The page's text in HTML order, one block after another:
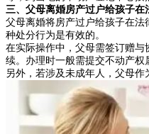
三、父母离婚房产过户给孩子在
父母离婚将房产过户给孩子在
种处分行为是有效的。
在实际操作中，父母需签订赠
续。办理时一般需提交不动产
另外，若涉及未成年人，父母作